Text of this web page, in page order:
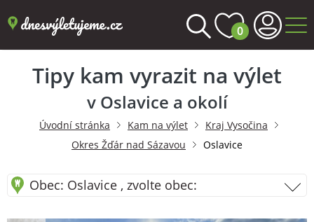
0
Tipy kam vyrazit na výlet
v Oslavice a okolí
Úvodní stránka Kam na výlet
Kraj Vysočina
Okres Žďár nad Sázavou
Oslavice
Obec: Oslavice , zvolte obec: